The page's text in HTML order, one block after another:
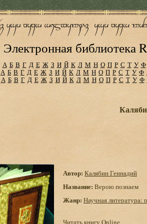
Электронная библиотека
А Б В Г Д Е Ж З И Й К Л М Н О П Р С Т У Ф
А Б В Г Д Е Ж З И Й К Л М Н О П Р С Т У Ф
А Б В Г Д Е Ж З И Й К Л М Н О П Р С Т У Ф
Автор: Калябин Геннадий
Название: Верою познаем
Жанр: Научная литература:
Читать книгу Online